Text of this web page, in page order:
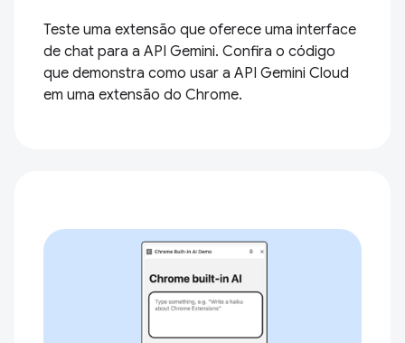
Teste uma extensão que oferece uma interface
de chat para a API Gemini. Confira o código
que demonstra como usar a API Gemini Cloud
em uma extensão do Chrome.